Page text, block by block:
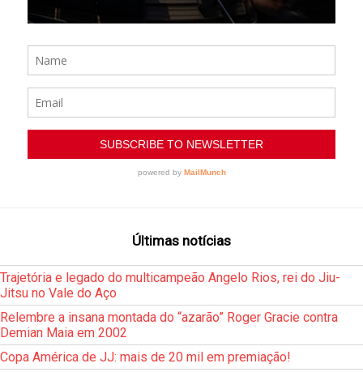
Últimas notícias
Trajetória e legado do multicampeão Angelo Rios, rei do Jiu-
Jitsu no Vale do Aço
Relembre a insana montada do “azarão” Roger Gracie contra
Demian Maia em 2002
Copa América de JJ: mais de 20 mil em premiação!